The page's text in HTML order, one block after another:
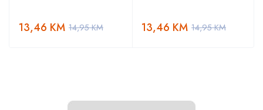
14,95KM
13,46 KM 14,95KM
13,46 KM